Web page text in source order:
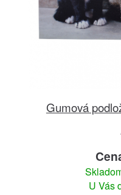
Gumová
U Vás